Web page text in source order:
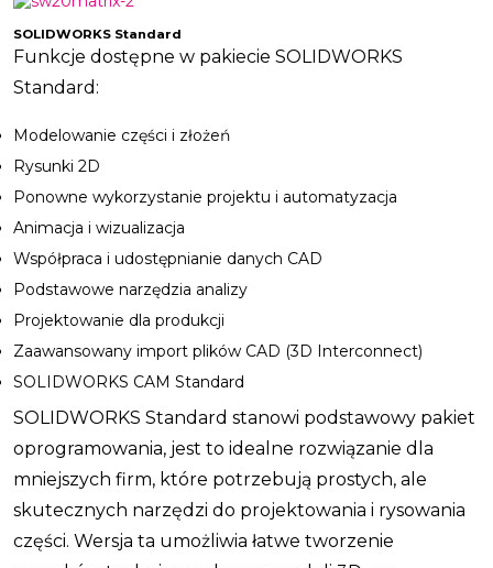
SOLIDWORKS Standard
Funkcje dostępne w pakiecie SOLIDWORKS
Standard:
Modelowanie części i złożeń
Rysunki 2D
Ponowne wykorzystanie projektu i automatyzacja
Animacja i wizualizacja
Współpraca i udostępnianie danych CAD
Podstawowe narzędzia analizy
Projektowanie dla produkcji
Zaawansowany import plików CAD (3D Interconnect)
SOLIDWORKS CAM Standard
SOLIDWORKS Standard stanowi podstawowy pakiet
oprogramowania, jest to idealne rozwiązanie dla
mniejszych firm, które potrzebują prostych, ale
skutecznych narzędzi do projektowania i rysowania
części. Wersja ta umożliwia łatwe tworzenie